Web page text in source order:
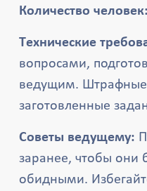
Количество человек:
Технические
вопросами,
ведущим. Штрафные
заготовленные
Советы ведущему:
заранее, чтобы
обидными.